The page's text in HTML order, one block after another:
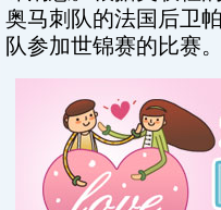
奥马刺队的法国后卫
队参加世锦赛的比赛。